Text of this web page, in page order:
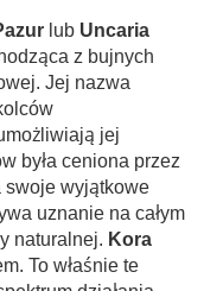
lub Uncaria
z bujnych
Jej nazwa
jej
była ceniona przez
swoje wyjątkowe
uznanie na całym
naturalnej. Kora
To właśnie te